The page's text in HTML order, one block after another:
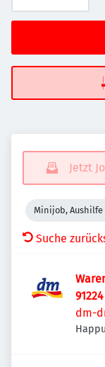
Jetzt
Minijob, Aushilfe
Suche
dm-